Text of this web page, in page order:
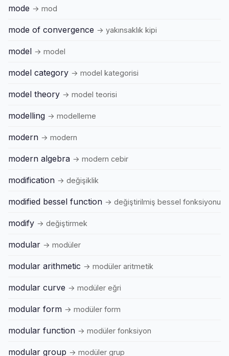
mode → mod
mode of convergence → yakınsaklık kipi
model → model
model category → model kategorisi
model theory → model teorisi
modelling → modelleme
modern → modern
modern algebra → modern cebir
modification → değişiklik
modified bessel function → değiştirilmiş bessel fonksiyonu
modify → değiştirmek
modular → modüler
modular arithmetic → modüler aritmetik
modular curve → modüler eğri
modular form → modüler form
modular function → modüler fonksiyon
modular group → modüler grup